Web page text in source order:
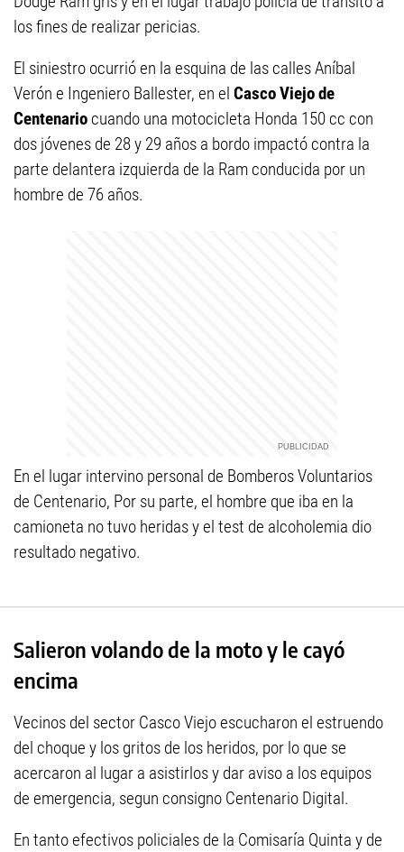
los fines de realizar pericias.
El siniestro ocurrió en la esquina de las calles Aníbal
Verón e Ingeniero Ballester, en el Casco Viejo de
Centenario cuando una motocicleta Honda 150 cc con
dos jóvenes de 28 y 29 años a bordo impactó contra la
parte delantera izquierda de la Ram conducida por un
hombre de 76 años.
En el lugar intervino personal de Bomberos Voluntarios
de Centenario, Por su parte, el hombre que iba en la
camioneta no tuvo heridas y el test de alcoholemia dio
resultado negativo.
Salieron volando de la moto y le cayó
encima
Vecinos del sector Casco Viejo escucharon el estruendo
del choque y los gritos de los heridos, por lo que se
acercaron al lugar a asistirlos y dar aviso a los equipos
de emergencia, segun consigno Centenario Digital.
En tanto efectivos policiales de la Comisaría Quinta y de